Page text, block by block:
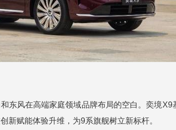
风在高端家庭领域品牌布局的空白。奕境X9
新赋能体验升维，为9系旗舰树立新标杆。